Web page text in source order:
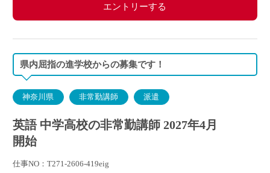
エントリーする
県内屈指の進学校からの募集です！
神奈川県 非常勤講師 派遣
英語 中学高校の非常勤講師 2027年4月
開始
仕事NO：T271-2606-419eig